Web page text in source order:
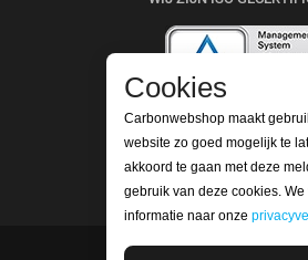
BEKIJK ONZE
Cookies
Carbonwebshop maakt
website zo goed mogelijk te
akkoord te gaan met deze
gebruik van deze cookies.
informatie naar onze